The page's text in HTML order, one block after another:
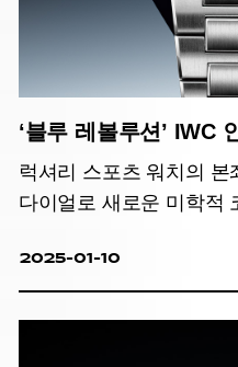
‘블루 레볼루션’ IWC
럭셔리 스포츠 워치의
다이얼로 새로운 미학적
2025-01-10